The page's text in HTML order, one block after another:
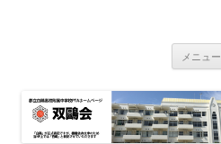
メニュー